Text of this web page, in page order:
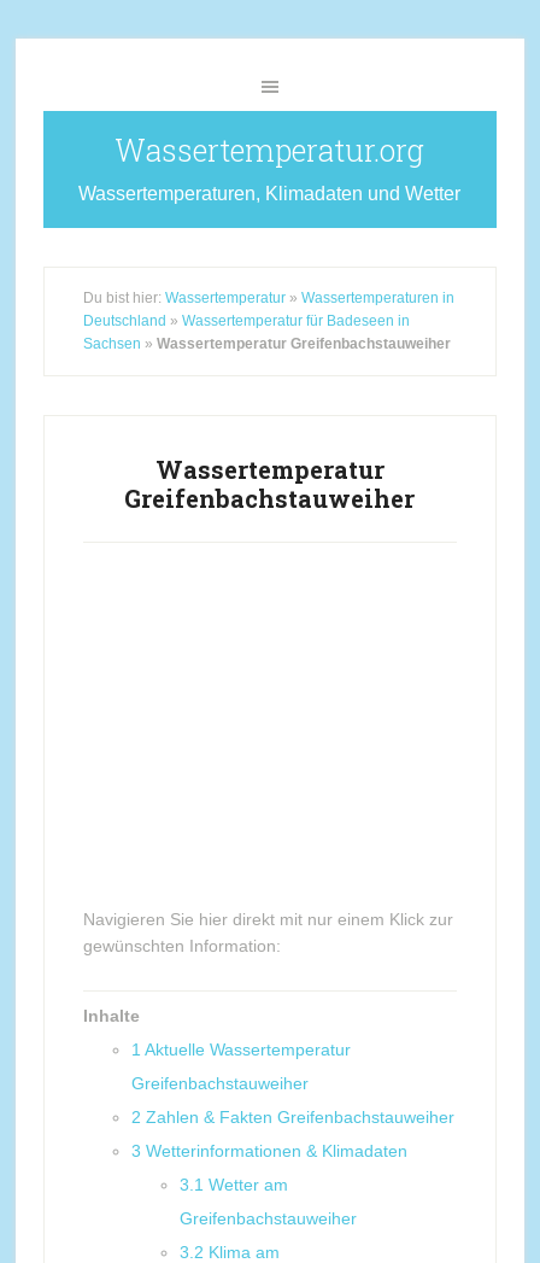
Wassertemperatur.org
Wassertemperaturen, Klimadaten und Wetter
Du bist hier: Wassertemperatur» Wassertemperaturen in
Deutschland » Wassertemperatur für Badeseen in
Sachsen » Wassertemperatur Greifenbachstauweiher
Wassertemperatur
Greifenbachstauweiher
Navigieren Sie hier direkt mit nur einem Klick zur
gewünschten Information:
Inhalte
1 Aktuelle Wassertemperatur
Greifenbachstauweiher
2 Zahlen & Fakten Greifenbachstauweiher
3 Wetterinformationen & Klimadaten
3.1 Wetter am
Greifenbachstauweiher
3.2 Klima am